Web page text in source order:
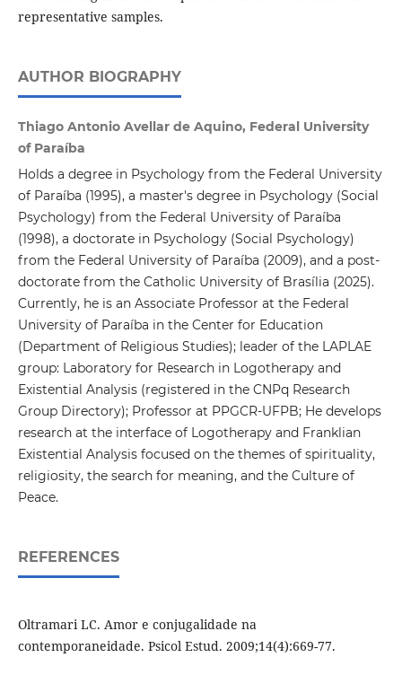
representative samples.
AUTHOR BIOGRAPHY
Thiago Antonio Avellar de Aquino, Federal University
of Paraíba
Holds a degree in Psychology from the Federal University
of Paraíba (1995), a master's degree in Psychology (Social
Psychology) from the Federal University of Paraíba
(1998), a doctorate in Psychology (Social Psychology)
from the Federal University of Paraíba (2009), and a post-
doctorate from the Catholic University of Brasília (2025).
Currently, he is an Associate Professor at the Federal
University of Paraíba in the Center for Education
(Department of Religious Studies); leader of the LAPLAE
group: Laboratory for Research in Logotherapy and
Existential Analysis (registered in the CNPq Research
Group Directory); Professor at PPGCR-UFPB; He develops
research at the interface of Logotherapy and Franklian
Existential Analysis focused on the themes of spirituality,
religiosity, the search for meaning, and the Culture of
Peace.
REFERENCES
Oltramari LC. Amor e conjugalidade na
contemporaneidade. Psicol Estud. 2009;14(4):669-77.